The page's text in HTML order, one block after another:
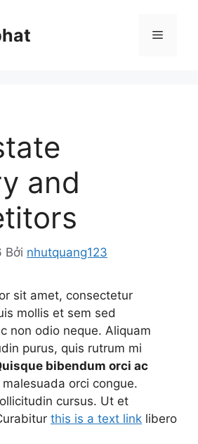
Menu
and
Bởi nhutquang123
sit amet, consectetur
mollis et sem sed
non odio neque. Aliquam
purus, quis rutrum mi
bibendum orci ac
malesuada orci congue.
cursus. Ut et
this is a text link libero